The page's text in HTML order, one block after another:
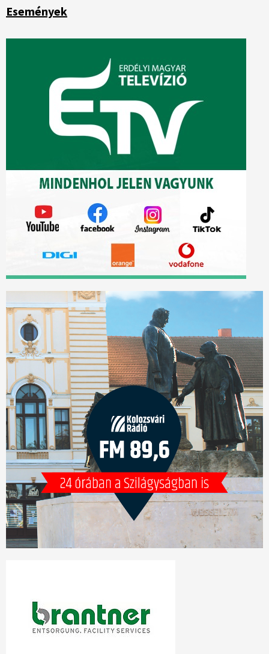
Események